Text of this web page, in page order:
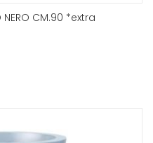
NERO CM.90 *extra